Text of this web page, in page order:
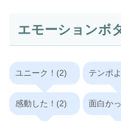
エモーションボ
ユニーク！(2) テンポ
感動した！(2) 面白か